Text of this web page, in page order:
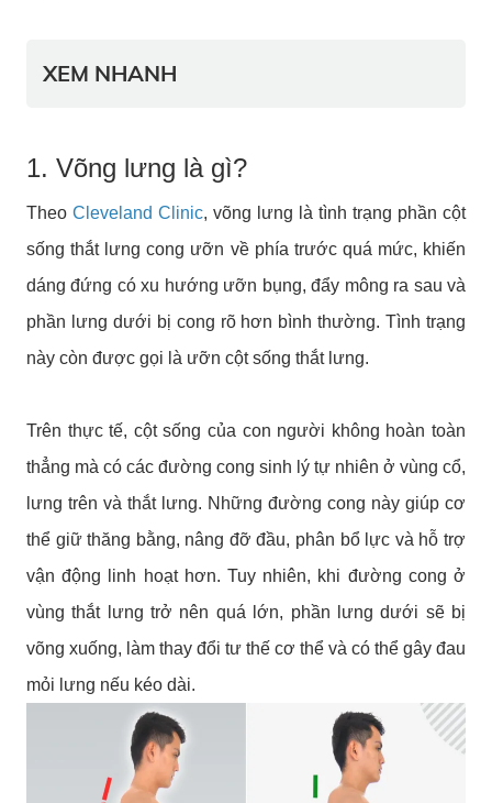
XEM NHANH
1. Võng lưng là gì?
Theo Cleveland Clinic, võng lưng là tình trạng phần cột
sống thắt lưng cong ưỡn về phía trước quá mức, khiến
dáng đứng có xu hướng ưỡn bụng, đẩy mông ra sau và
phần lưng dưới bị cong rõ hơn bình thường. Tình trạng
này còn được gọi là ưỡn cột sống thắt lưng.
Trên thực tế, cột sống của con người không hoàn toàn
thẳng mà có các đường cong sinh lý tự nhiên ở vùng cổ,
lưng trên và thắt lưng. Những đường cong này giúp cơ
thể giữ thăng bằng, nâng đỡ đầu, phân bổ lực và hỗ trợ
vận động linh hoạt hơn. Tuy nhiên, khi đường cong ở
vùng thắt lưng trở nên quá lớn, phần lưng dưới sẽ bị
võng xuống, làm thay đổi tư thế cơ thể và có thể gây đau
mỏi lưng nếu kéo dài.